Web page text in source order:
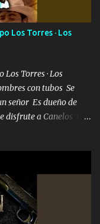
lo tiene Una me está
que vaya a verla y que
que las saque a
más que llenar Se
Los Torres · Los
Torres · Los
con tubos Se
señor Es dueño de
disfrute a Canelos Es
grandes por eso hay
atender los deberes
tengo gente
7 arreglan